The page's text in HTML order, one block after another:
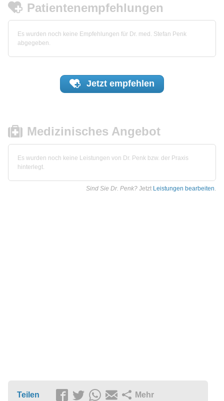
Patientenempfehlungen
Es wurden noch keine Empfehlungen für Dr. med. Stefan Penk
abgegeben.
Jetzt empfehlen
Medizinisches Angebot
Es wurden noch keine Leistungen von Dr. Penk bzw. der Praxis
hinterlegt.
Sind Sie Dr. Penk? Jetzt Leistungen bearbeiten.
Teilen Mehr